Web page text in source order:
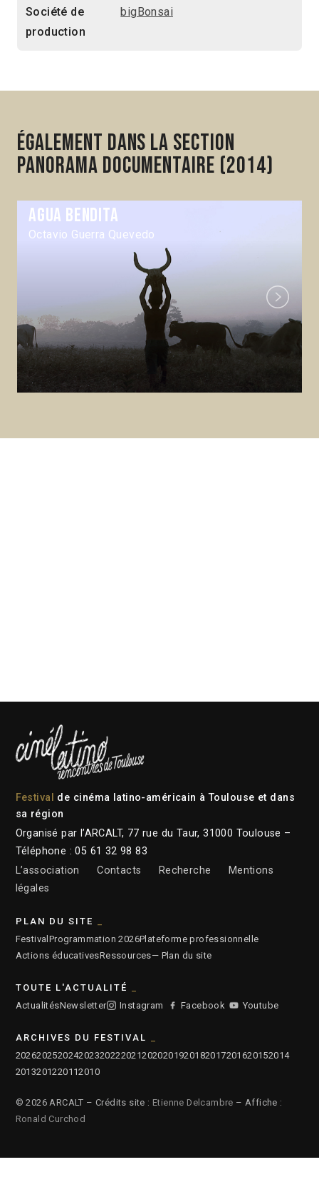
Société de
production
bigBonsai
Également dans la section
Panorama Documentaire (2014)
Agua bendita
Octavio Guerra Quevedo
Next
Festival
de cinéma latino-américain à Toulouse et dans
sa région
Organisé par l’ARCALT, 77 rue du Taur, 31000 Toulouse –
Téléphone : 05 61 32 98 83
L’association
Contacts Recherche
Mentions
légales
PLAN DU SITE
Festival Programmation 2026Plateforme professionnelle
Actions éducativesRessources— Plan du site
TOUTE L'ACTUALITÉ
ActualitésNewsletter Instagram Facebook Youtube
ARCHIVES DU FESTIVAL
2026202520242023202220212020201920182017201620152014
2013201220112010
© 2026 ARCALT – Crédits site : Etienne Delcambre – Affiche :
Ronald Curchod